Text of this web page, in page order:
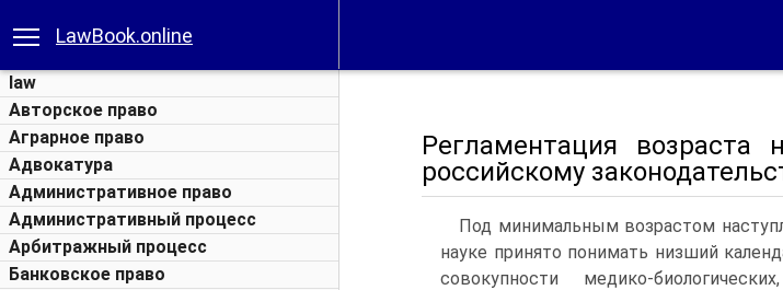
LawBook.online
law
Авторское право
Аграрное право
Адвокатура
Административное право
Административный процесс
Арбитражный процесс
Банковское право
Регламентация возраста
российскому
Под минимальным возрастом
науке принято понимать низший
совокупности медико-